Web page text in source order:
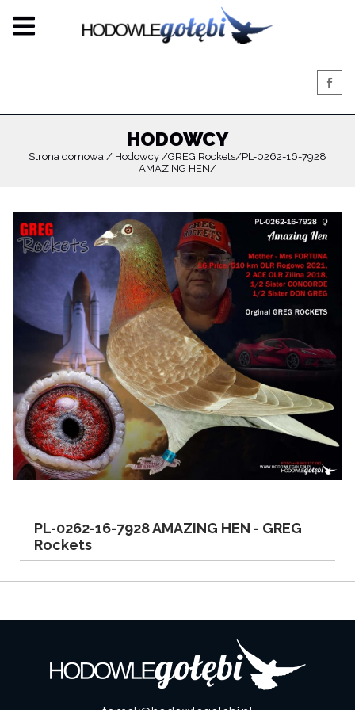
HODOWCY
Strona domowa Hodowcy GREG Rockets PL-0262-16-7928
AMAZING HEN
PL-0262-16-7928 AMAZING HEN - GREG
Rockets